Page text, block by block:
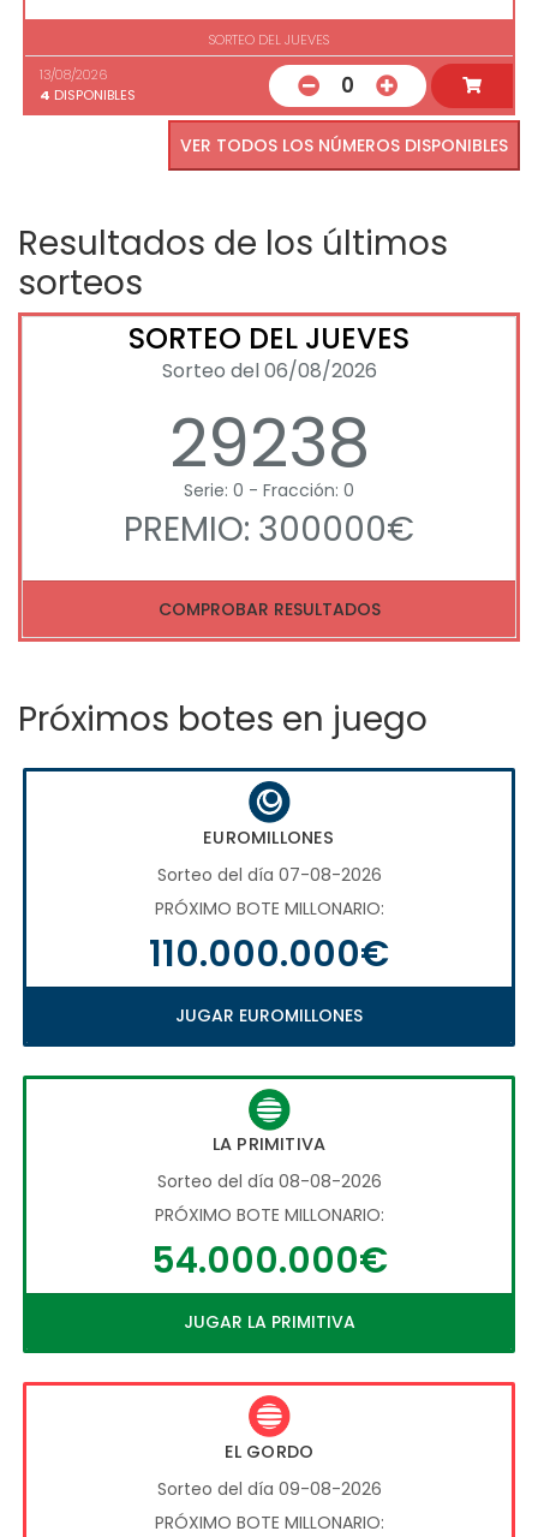
SORTEO DEL JUEVES
13/08/2026
4 DISPONIBLES 0
VER TODOS LOS NÚMEROS DISPONIBLES
Resultados de los últimos
sorteos
SORTEO DEL JUEVES
Sorteo del 06/08/2026
29238
Serie: 0 - Fracción: 0
PREMIO: 300000€
COMPROBAR RESULTADOS
Próximos botes en juego
EUROMILLONES
Sorteo del día 07-08-2026
PRÓXIMO BOTE MILLONARIO:
110.000.000€
JUGAR EUROMILLONES
LA PRIMITIVA
Sorteo del día 08-08-2026
PRÓXIMO BOTE MILLONARIO:
54.000.000€
JUGAR LA PRIMITIVA
EL GORDO
Sorteo del día 09-08-2026
PRÓXIMO BOTE MILLONARIO: